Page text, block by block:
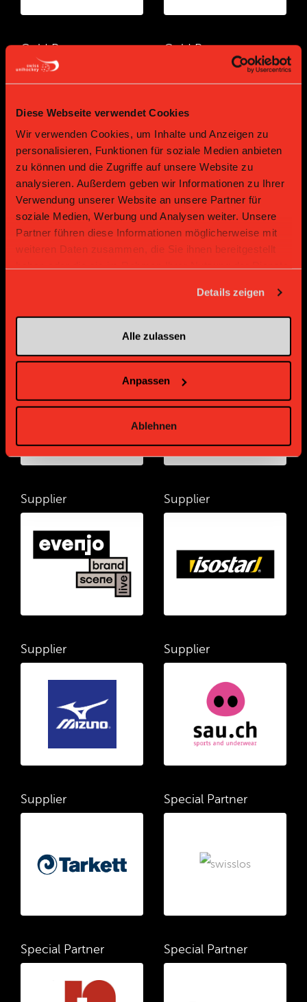
Diese Webseite verwendet Cookies
Wir verwenden Cookies, um Inhalte und Anzeigen zu
personalisieren, Funktionen für soziale Medien anbieten
zu können und die Zugriffe auf unsere Website zu
analysieren. Außerdem geben wir Informationen zu Ihrer
Verwendung unserer Website an unsere Partner für
soziale Medien, Werbung und Analysen weiter. Unsere
Partner führen diese Informationen möglicherweise mit
weiteren Daten zusammen, die Sie ihnen bereitgestellt
Details zeigen
Alle zulassen
Anpassen
Ablehnen
Gold Partner Gold Partner
Bronze Partner
Supplier Supplier
Supplier Supplier
Supplier Special Partner
Special Partner Special Partner